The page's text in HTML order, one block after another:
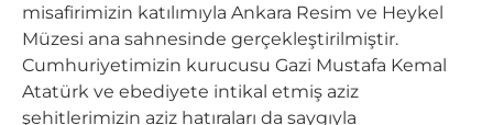
misafirimizin katılımıyla Ankara Resim ve Heykel
Müzesi ana sahnesinde gerçekleştirilmiştir.
Cumhuriyetimizin kurucusu Gazi Mustafa Kemal
Atatürk ve ebediyete intikal etmiş aziz
şehitlerimizin aziz hatıraları da saygıyla